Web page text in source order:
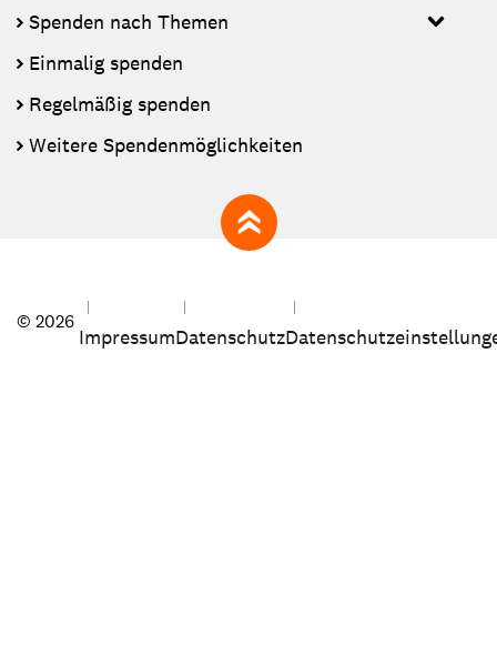
Spenden nach Themen
Einmalig spenden
Regelmäßig spenden
Weitere Spendenmöglichkeiten
zum Seitenanfang
© 2026
ImpressumDatenschutz